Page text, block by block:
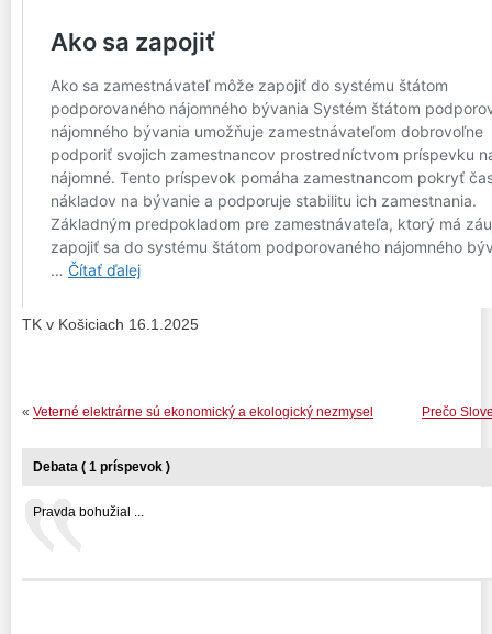
TK v Košiciach 16.1.2025
Prečo
« Veterné elektrárne sú ekonomický a ekologický nezmysel
Debata ( 1 príspevok )
Pravda bohužial ...